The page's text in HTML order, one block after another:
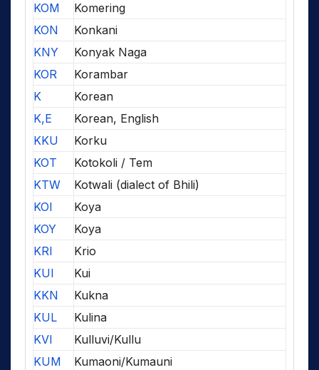
KOM
Komering
KON
Konkani
KNY
Konyak Naga
KOR
Korambar
K
Korean
K,E
Korean, English
KKU
Korku
KOT
Kotokoli / Tem
KTW
Kotwali (dialect of Bhili)
KOI
Koya
KOY
Koya
KRI
Krio
KUI
Kui
KKN
Kukna
KUL
Kulina
KVI
Kulluvi/Kullu
KUM
Kumaoni/Kumauni